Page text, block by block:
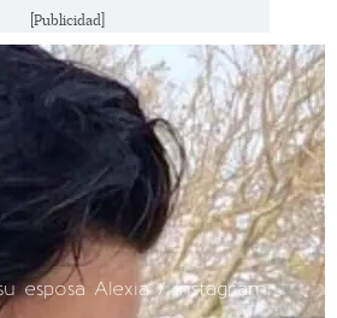
[Publicidad]
esposa Alexia / Instagram: